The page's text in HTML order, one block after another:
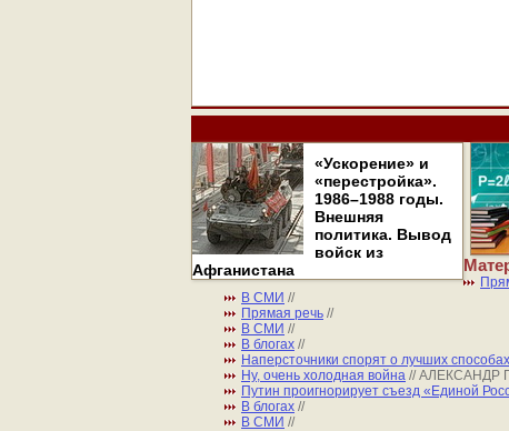
«Ускорение» и
«перестройка».
1986–1988 годы.
Внешняя
политика. Вывод
войск из
Афганистана
В СМИ //
Прямая речь //
В СМИ //
В блогах //
Наперсточники спорят о лучших
Ну, очень холодная война // АЛЕКСАНДР
Путин проигнорирует съезд «Единой
В блогах //
В СМИ //